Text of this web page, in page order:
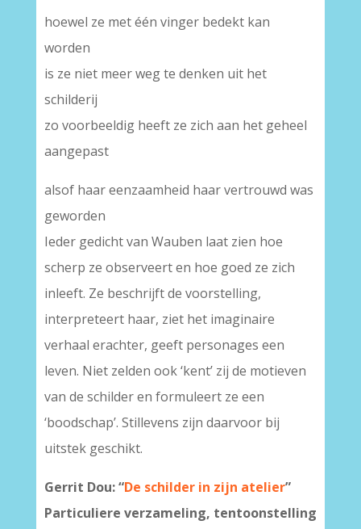
hoewel ze met één vinger bedekt kan
worden
is ze niet meer weg te denken uit het
schilderij
zo voorbeeldig heeft ze zich aan het geheel
aangepast
alsof haar eenzaamheid haar vertrouwd was
geworden
Ieder gedicht van Wauben laat zien hoe
scherp ze observeert en hoe goed ze zich
inleeft. Ze beschrijft de voorstelling,
interpreteert haar, ziet het imaginaire
verhaal erachter, geeft personages een
leven. Niet zelden ook ‘kent’ zij de motieven
van de schilder en formuleert ze een
‘boodschap’. Stillevens zijn daarvoor bij
uitstek geschikt.
Gerrit Dou: “De schilder in zijn atelier”
Particuliere verzameling, tentoonstelling